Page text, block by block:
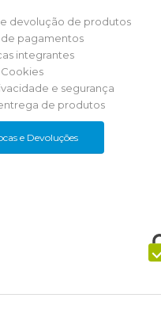
devolução de produtos
pagamentos
integrantes
Cookies
e segurança
de produtos
e Devoluções